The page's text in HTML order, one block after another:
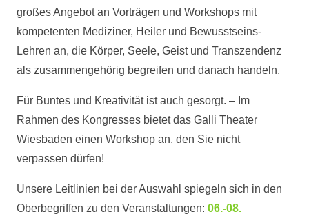
großes Angebot an Vorträgen und Workshops mit
kompetenten Mediziner, Heiler und Bewusstseins-
Lehren an, die Körper, Seele, Geist und Transzendenz
als zusammengehörig begreifen und danach handeln.
Für Buntes und Kreativität ist auch gesorgt. – Im
Rahmen des Kongresses bietet das Galli Theater
Wiesbaden einen Workshop an, den Sie nicht
verpassen dürfen!
Unsere Leitlinien bei der Auswahl spiegeln sich in den
Oberbegriffen zu den Veranstaltungen: 06.-08.